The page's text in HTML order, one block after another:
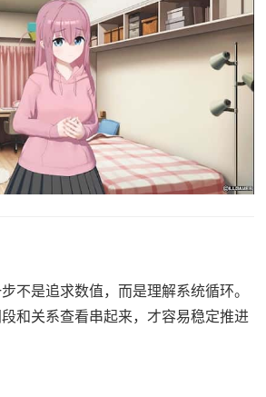
不是追求数值，而是理解系统循环。
和关系查看串起来，才容易稳定推进